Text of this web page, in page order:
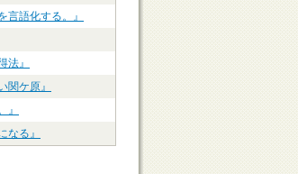
言語化する。』
法』
関ケ原』
』
なる』